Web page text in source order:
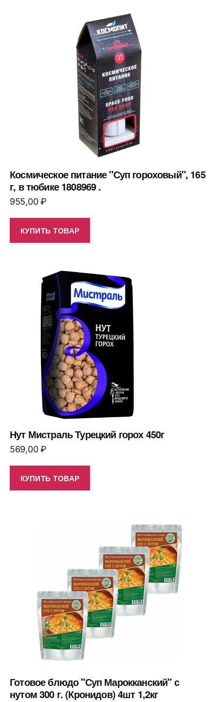
Космическое питание "Суп гороховый", 165
г, в тюбике 1808969 .
955,00₽
КУПИТЬ ТОВАР
Нут Мистраль Турецкий горох 450г
569,00₽
КУПИТЬ ТОВАР
Готовое блюдо "Суп Марокканский" с
нутом 300 г. (Кронидов) 4шт 1,2кг